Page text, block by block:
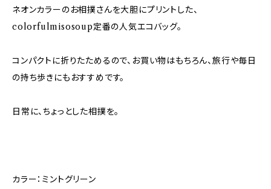
ネオンカラーのお相撲さんを大胆にプリントした、
colorfulmisosoup定番の人気エコバッグ。
コンパクトに折りたためるので、お買い物はもちろん、旅行や毎日
の持ち歩きにもおすすめです。
日常に、ちょっとした相撲を。
カラー：ミントグリーン